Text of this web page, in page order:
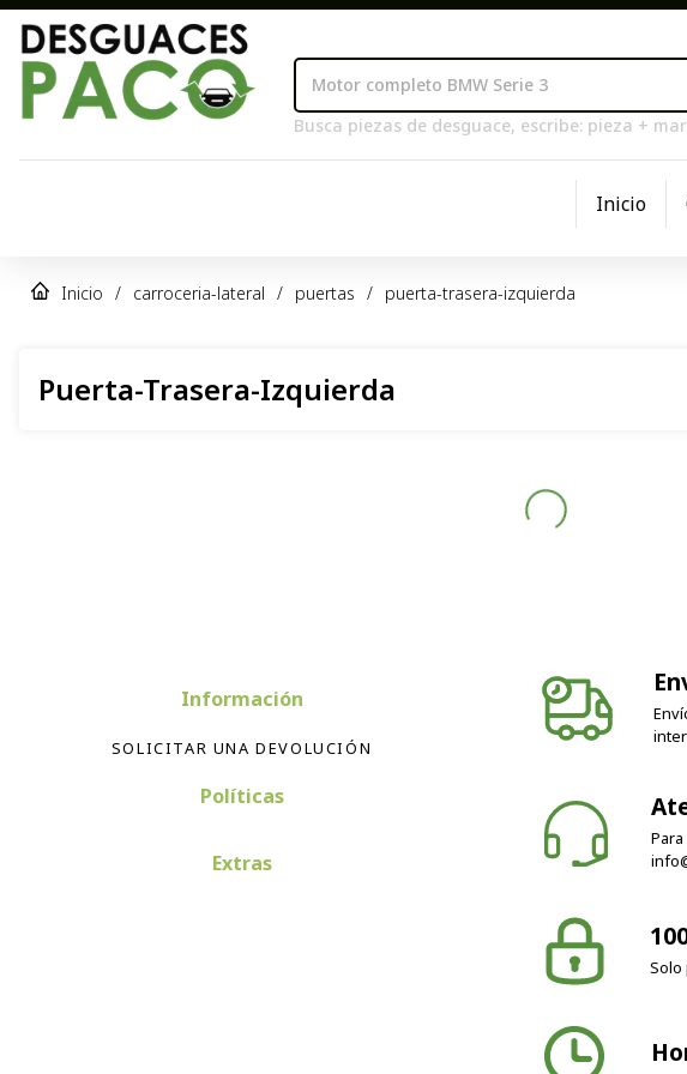
Busca piezas de desguace, escribe: pieza +
Inicio
Inicio / carroceria-lateral / puertas / puerta-trasera-izquierda
Puerta-Trasera-Izquierda
Información
SOLICITAR UNA DEVOLUCIÓN
Políticas
Extras